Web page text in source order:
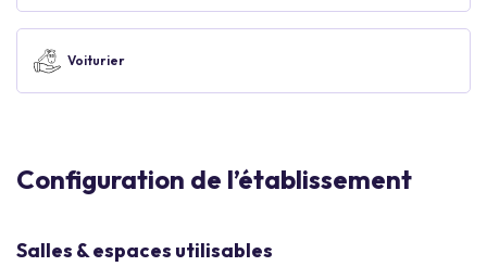
Voiturier
Configuration de l’établissement
Salles & espaces utilisables